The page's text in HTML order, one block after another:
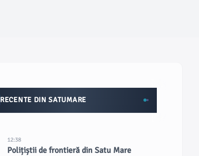
RECENTE DIN SATUMARE
12:38
Polițiștii de frontieră din Satu Mare